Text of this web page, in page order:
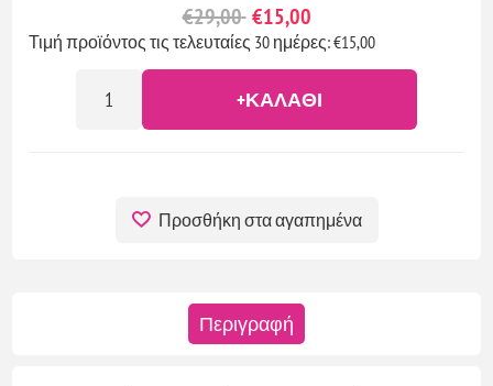
€29,00 €15,00
Τιμή προϊόντος τις τελευταίες 30 ημέρες: €15,00
+ΚΑΛΆΘΙ
Προσθήκη στα αγαπημένα
Περιγραφή